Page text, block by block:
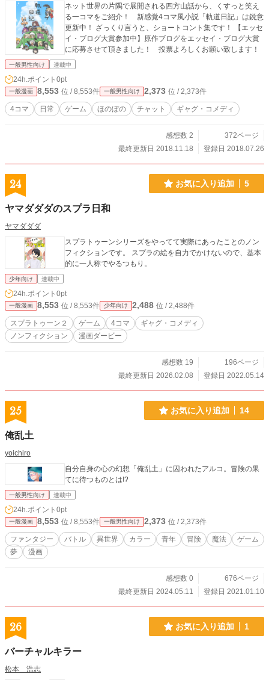
ネット世界の片隅で展開される四方山話から、くすっと笑え
る一コマをご紹介！ 新感覚4コマ風小説「軌道日記」は鋭意
更新中！ ざっくり言うと、ショートコント集です！ 【エッセ
イ・ブログ大賞参加中】原作ブログをエッセイ・ブログ大賞
に応募させて頂きました！ 投票よろしくお願い致します！
一般男性向け 連載中
24h.ポイント 0pt
一般漫画 8,553 位 / 8,553件 一般男性向け 2,373 位 / 2,373件
4コマ 日常 ゲーム ほのぼの チャット ギャグ・コメディ
感想数 2
372ページ
最終更新日 2018.11.18
登録日 2018.07.26
24 お気に入り追加 5
ヤマダダダのスプラ日和
ヤマダダダ
スプラトゥーンシリーズをやってて実際にあったことのノン
フィクションです。 スプラの絵を自力でかけないので、基本
的に一人称でやるつもり。
少年向け 連載中
24h.ポイント 0pt
一般漫画 8,553 位 / 8,553件 少年向け 2,488 位 / 2,488件
スプラトゥーン２ ゲーム 4コマ
ギャグ・コメディ
ノンフィクション
漫画ダービー
感想数 19
196ページ
最終更新日 2026.02.08
登録日 2022.05.14
25 お気に入り追加 14
俺乱土
yoichiro
自分自身の心の幻想「俺乱土」に囚われたアルコ。冒険の果
てに待つものとは!?
一般男性向け 連載中
24h.ポイント 0pt
一般漫画 8,553 位 / 8,553件 一般男性向け 2,373 位 / 2,373件
ファンタジー バトル 異世界 カラー 青年 冒険 魔法
ゲーム
夢
漫画
感想数 0
676ページ
最終更新日 2024.05.11
登録日 2021.01.10
26 お気に入り追加 1
バーチャルキラー
松本 浩志